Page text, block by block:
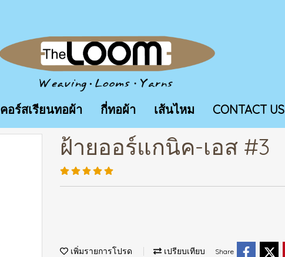
คอร์สเรียนทอผ้า กี่ทอผ้า เส้นไหม CONTACT US
ฝ้ายออร์แกนิค-เอส #3
เพิ่มรายการโปรด เปรียบเทียบ Share